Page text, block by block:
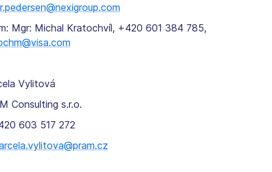
Mgr: Michal Kratochvíl, +420 601 384 785,
Vylitová
Consulting s.r.o.
603 517 272